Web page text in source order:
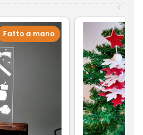
<
Fatto a mano